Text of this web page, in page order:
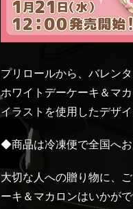
プリロールから、バレン
ホワイトデーケーキ＆マ
イラストを使用したデザ
◆商品は冷凍便で全国へお
大切な人への贈り物に、
ーキ＆マカロンはいかが